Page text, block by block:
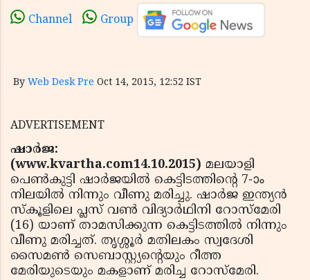
Channel Group
By Web Desk Pre Oct 14, 2015, 12:52 IST
ADVERTISEMENT
ഷാര്‍ജ:
(www.kvartha.com14.10.2015) മലയാളി
പെണ്‍കുട്ടി ഷാര്‍ജയില്‍ കെട്ടിടത്തിന്റെ 7-ാം
നിലയില്‍ നിന്നും വീണു മരിച്ചു. ഷാര്‍ജ ഇന്ത്യന്‍
സ്‌കൂളിലെ പ്ലസ് വണ്‍ വിദ്യാര്‍ഥിനി റോസ്‌മേരി
(16) യാണ് താമസിക്കുന്ന കെട്ടിടത്തില്‍ നിന്നും
വീണു മരിച്ചത്. തൃശ്ശൂര്‍ മതിലകം സ്വദേശി
സൈമണ്‍ സെബാസ്റ്റ്യന്റെയും റീത്ത
മേരിയുടെയും മകളാണ് മരിച്ച റോസ്‌മേരി.